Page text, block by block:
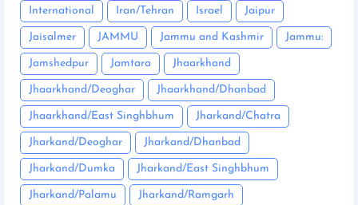
International Iran/Tehran Israel Jaipur
Jaisalmer JAMMU Jammu and Kashmir Jammu:
Jamshedpur Jamtara Jhaarkhand
Jhaarkhand/Deoghar Jhaarkhand/Dhanbad
Jhaarkhand/East Singhbhum Jharkand/Chatra
Jharkand/Deoghar Jharkand/Dhanbad
Jharkand/Dumka Jharkand/East Singhbhum
Jharkand/Palamu Jharkand/Ramgarh